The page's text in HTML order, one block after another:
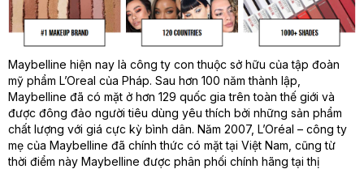
Maybelline hiện nay là công ty con thuộc sở hữu của tập đoàn
mỹ phẩm L’Oreal của Pháp. Sau hơn 100 năm thành lập,
Maybelline đã có mặt ở hơn 129 quốc gia trên toàn thế giới và
được đông đảo người tiêu dùng yêu thích bởi những sản phẩm
chất lượng với giá cực kỳ bình dân. Năm 2007, L’Oréal – công ty
mẹ của Maybelline đã chính thức có mặt tại Việt Nam, cũng từ
thời điểm này Maybelline được phân phối chính hãng tại thị